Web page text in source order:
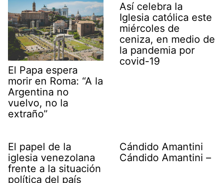
El Papa espera
morir en Roma: “A la
Argentina no
vuelvo, no la
extraño”
Así celebra la
Iglesia católica este
miércoles de
ceniza, en medio de
la pandemia por
covid-19
El papel de la
iglesia venezolana
frente a la situación
política del país
Cándido Amantini
Cándido Amantini –